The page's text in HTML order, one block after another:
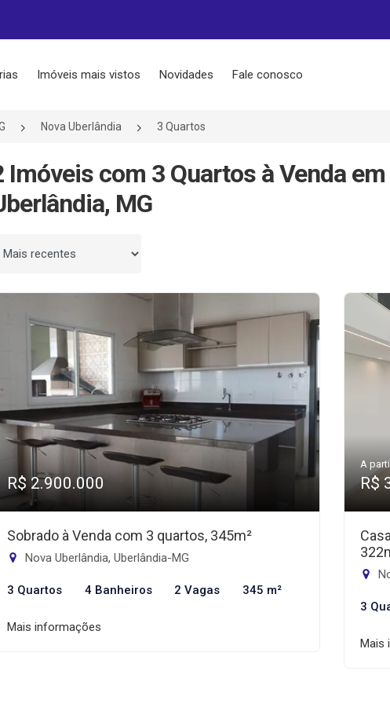
Imóveis mais vistos Novidades Fale conosco
Nova Uberlândia 3 Quartos
Imóveis com 3 Quartos à Venda
MG
por
R$ 2.900.000
Sobrado à Venda com 3 quartos, 345m²
Nova Uberlândia, Uberlândia-MG
3 Quartos 4 Banheiros 2 Vagas 345 m²
Mais informações
A
R$
3
Mais